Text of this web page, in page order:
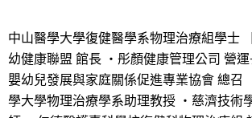
中山醫學大學復健醫學系物理治療組學士
幼健康聯盟 館長 ・彤顏健康管理公司 營運
嬰幼兒發展與家庭關係促進專業協會 總召
學大學物理治療學系助理教授 ・慈濟技術